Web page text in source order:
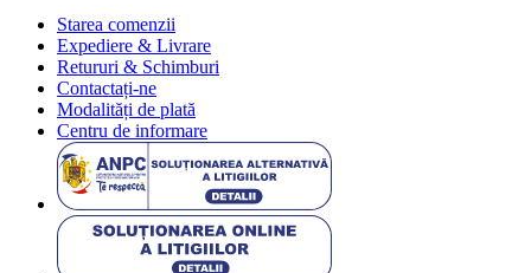
Starea comenzii
Expediere & Livrare
Retururi & Schimburi
Contactați-ne
Modalități de plată
Centru de informare